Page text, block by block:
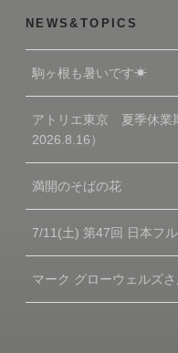
NEWS&TOPICS
駒ヶ根も暑いです☀
アトリエ東京 夏季休業
2026.8.16）
満開のそばの花
7/11(土) 第47回 日本フ
マーク グローウェルズ